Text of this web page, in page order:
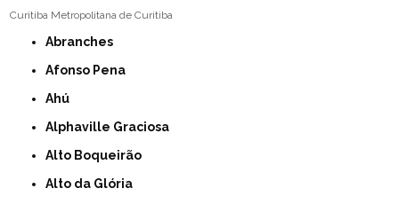
Curitiba Metropolitana de Curitiba
Abranches
Afonso Pena
Ahú
Alphaville Graciosa
Alto Boqueirão
Alto da Glória